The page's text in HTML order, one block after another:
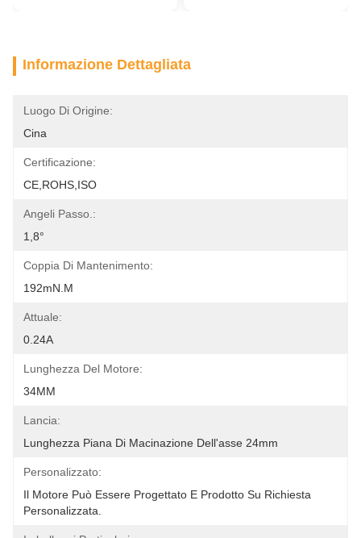
Informazione Dettagliata
Luogo Di Origine:
Cina
Certificazione:
CE,ROHS,ISO
Angeli Passo.:
1,8°
Coppia Di Mantenimento:
192mN.m
Attuale:
0.24A
Lunghezza Del Motore:
34MM
Lancia:
Lunghezza Piana Di Macinazione Dell'asse 24mm
Personalizzato:
Il Motore Può Essere Progettato E Prodotto Su Richiesta
Personalizzata.